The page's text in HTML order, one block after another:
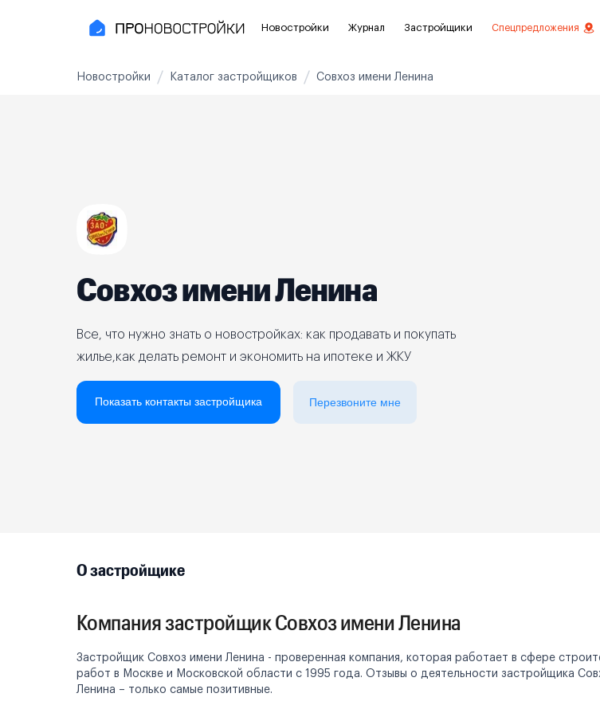
Новостройки
Рядом с МЦК
На карте
Реклама на сайте
Журнал Застройщики Спецпредложения
Новостройки Каталог застройщиков Совхоз имени Ленина
Совхоз имени Ленина
Все, что нужно знать о новостройках: как продавать и покупать
жилье,как делать ремонт и экономить на ипотеке и ЖКУ
Показать контакты застройщика Перезвоните мне
О застройщике
Компания застройщик Совхоз имени Ленина
Застройщик Совхоз имени Ленина - проверенная компания, которая работает в сфере
работ в Москве и Московской области с 1995 года. Отзывы о деятельности застройщика
Ленина – только самые позитивные.